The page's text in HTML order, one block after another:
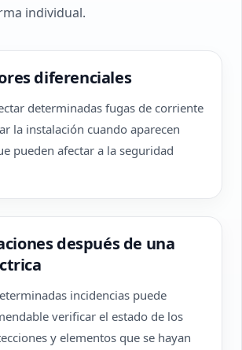
individual.
diferenciales
determinadas fugas de corriente
la instalación cuando aparecen
pueden afectar a la seguridad
después de una
incidencias puede
verificar el estado de los
y elementos que se hayan